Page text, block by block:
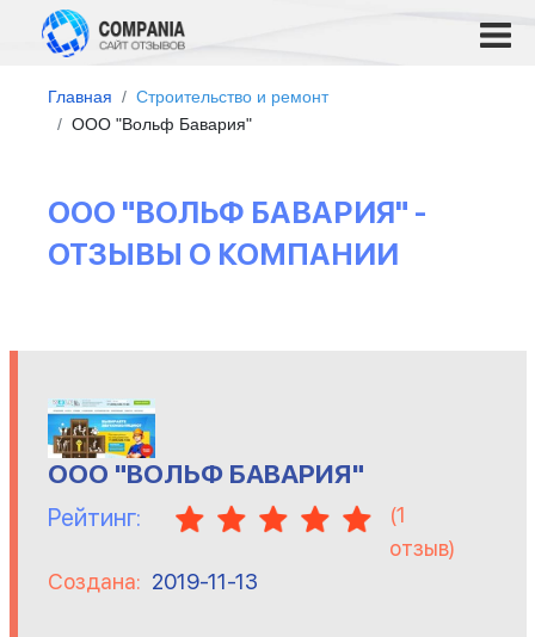
Главная
Строительство и ремонт
ООО "Вольф Бавария"
ООО "ВОЛЬФ БАВАРИЯ" -
ОТЗЫВЫ О КОМПАНИИ
ООО "ВОЛЬФ БАВАРИЯ"
Рейтинг: (1
отзыв)
Создана: 2019-11-13